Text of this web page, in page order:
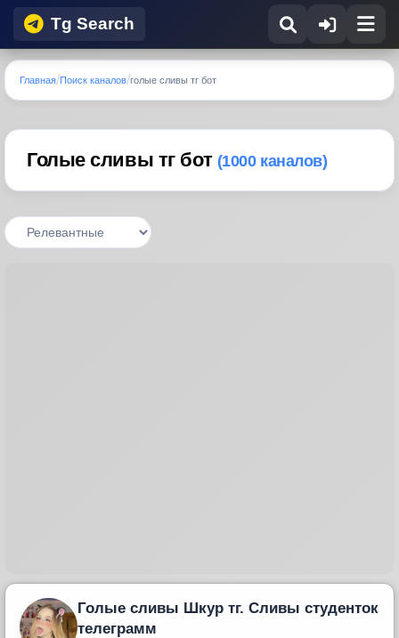
Tg Search
Главная Поиск каналов голые сливы тг бот
Голые сливы тг бот (1000 каналов)
Голые сливы Шкур тг. Сливы студенток
телеграмм